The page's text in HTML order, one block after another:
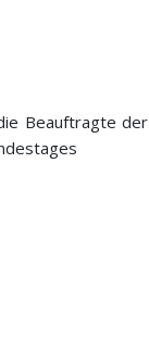
Beauftragte der